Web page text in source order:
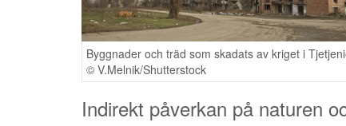
Byggnader och träd som skadats av kriget i
© V.Melnik/Shutterstock
Indirekt påverkan på naturen